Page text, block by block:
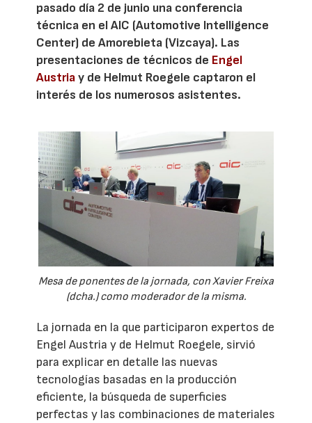
pasado día 2 de junio una conferencia
técnica en el AIC (Automotive Intelligence
Center) de Amorebieta (Vizcaya). Las
presentaciones de técnicos de Engel
Austriay de Helmut Roegele captaron el
interés de los numerosos asistentes.
Mesa de ponentes de la jornada, con Xavier Freixa
(dcha.) como moderador de la misma.
La jornada en la que participaron expertos de
Engel Austria y de Helmut Roegele, sirvió
para explicar en detalle las nuevas
tecnologías basadas en la producción
eficiente, la búsqueda de superficies
perfectas y las combinaciones de materiales